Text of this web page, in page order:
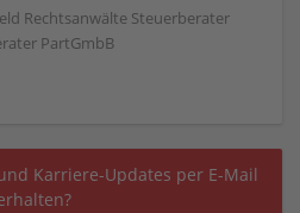
Rechtsanwälte Steuerberater
PartGmbB
Karriere-Updates per E-Mail